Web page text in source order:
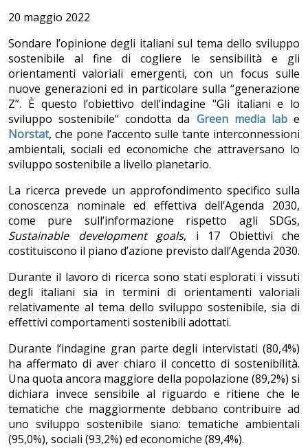
20 maggio 2022
Sondare l’opinione degli italiani sul tema dello sviluppo
sostenibile al fine di cogliere le sensibilità e gli
orientamenti valoriali emergenti, con un focus sulle
nuove generazioni ed in particolare sulla “generazione
Z”. È questo l’obiettivo dell’indagine "Gli italiani e lo
sviluppo sostenibile" condotta da Green media labe
Norstat, che pone l’accento sulle tante interconnessioni
ambientali, sociali ed economiche che attraversano lo
sviluppo sostenibile a livello planetario.
La ricerca prevede un approfondimento specifico sulla
conoscenza nominale ed effettiva dell’Agenda 2030,
come pure sull’informazione rispetto agli SDGs,
Sustainable development goals, i 17 Obiettivi che
costituiscono il piano d’azione previsto dall’Agenda 2030.
Durante il lavoro di ricerca sono stati esplorati i vissuti
degli italiani sia in termini di orientamenti valoriali
relativamente al tema dello sviluppo sostenibile, sia di
effettivi comportamenti sostenibili adottati.
Durante l’indagine gran parte degli intervistati (80,4%)
ha affermato di aver chiaro il concetto di sostenibilità.
Una quota ancora maggiore della popolazione (89,2%) si
dichiara invece sensibile al riguardo e ritiene che le
tematiche che maggiormente debbano contribuire ad
uno sviluppo sostenibile siano: tematiche ambientali
(95,0%), sociali (93,2%) ed economiche (89,4%).